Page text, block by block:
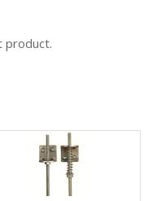
product.